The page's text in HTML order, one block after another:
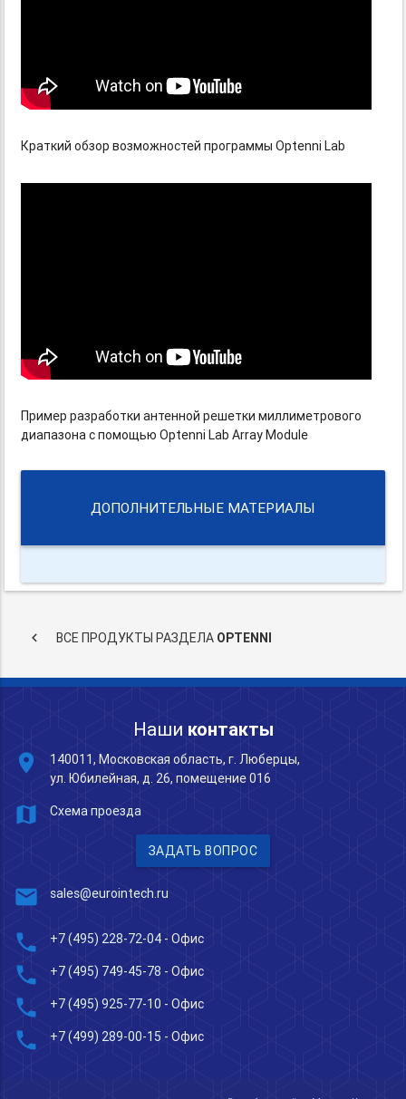
Краткий обзор возможностей программы Optenni Lab
Пример разработки антенной решетки миллиметрового
диапазона с помощью Optenni Lab Array Module
ДОПОЛНИТЕЛЬНЫЕ МАТЕРИАЛЫ
keyboard_arrow_left ВСЕ ПРОДУКТЫ РАЗДЕЛА OPTENNI
Наши контакты
place
140011, Московская область, г. Люберцы,
ул. Юбилейная, д. 26, помещение 016
map Схема проезда
ЗАДАТЬ ВОПРОС
mail sales@eurointech.ru
phone +7 (495) 228-72-04 - Офис
phone +7 (495) 749-45-78 - Офис
phone +7 (495) 925-77-10 - Офис
phone +7 (499) 289-00-15 - Офис